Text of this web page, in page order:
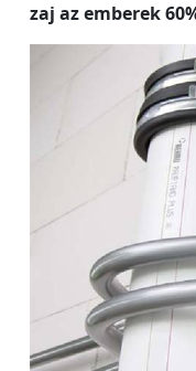
zaj az emberek